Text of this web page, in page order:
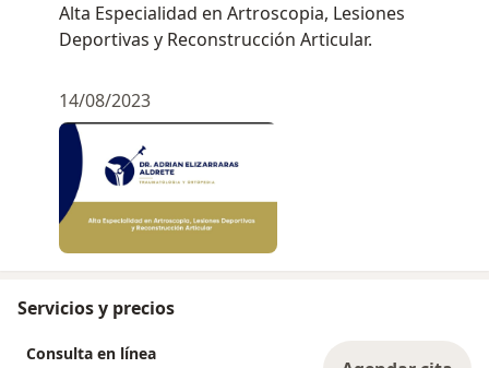
Alta Especialidad en Artroscopia, Lesiones
Deportivas y Reconstrucción Articular.
14/08/2023
Servicios y precios
Consulta en línea